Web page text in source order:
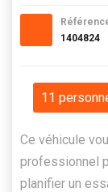
1404824
11
Ce véhicule
professionnel
planifier un